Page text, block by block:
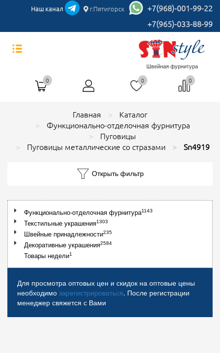
Наш канал г.Пятигорск
+7(968)-001-99-22
+7(965)-033-88-99
Швейная фурнитура
0 0 0
Главная
Каталог
Функционально-отделочная фурнитура
Пуговицы
Пуговицы металлические со стразами
Sn4919
Открыть фильтр
Функционально-отделочная фурнитура1143
Текстильные украшения1303
Швейные принадлежности235
Декоративные украшения2584
Товары недели1
Для просмотра оптовых цен и скидок на оптовые цены
необходимо зарегистрироваться. После регистрации
менеджер свяжется с Вами